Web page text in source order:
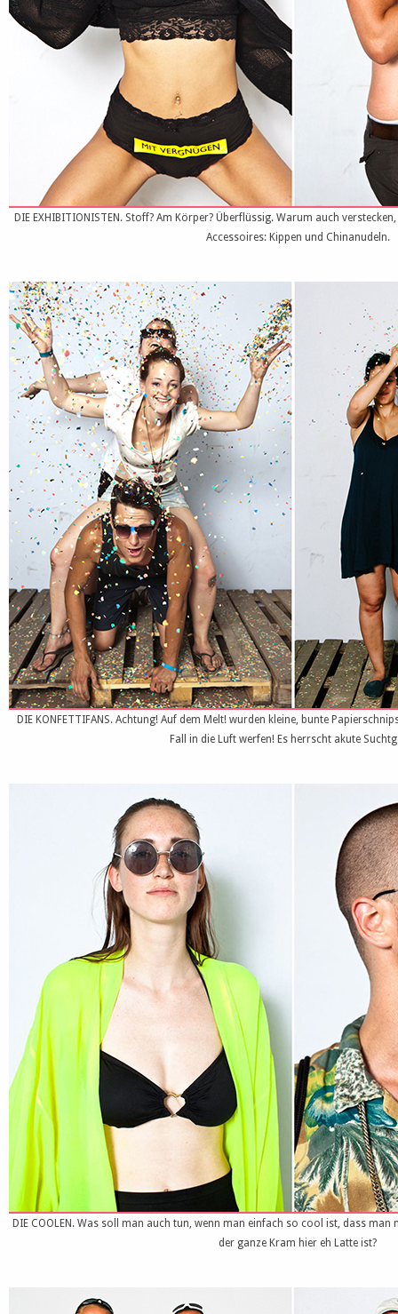
DIE EXHIBITIONISTEN. Stoff? Am Körper? Überflüssig. Warum auch
Accessoires: Kippen und Chinanudeln.
DIE KONFETTIFANS. Achtung! Auf dem Melt! wurden kleine, bunte
Fall in die Luft werfen! Es herrscht akute
DIE COOLEN. Was soll man auch tun, wenn man einfach so cool ist, dass
der ganze Kram hier eh Latte ist?